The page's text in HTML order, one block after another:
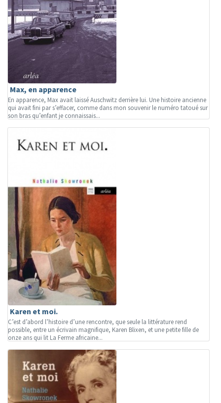
Max, en apparence
En apparence, Max avait laissé Auschwitz derrière lui. Une histoire ancienne
qui avait fini par s’effacer, comme dans mon souvenir le numéro tatoué sur
son bras qu’enfant je connaissais...
Karen et moi.
C’est d’abord l’histoire d’une rencontre, que seule la littérature rend
possible, entre un écrivain magnifique, Karen Blixen, et une petite fille de
onze ans qui lit La Ferme africaine...